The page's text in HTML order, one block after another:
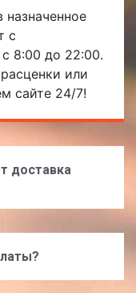
с
с 8:00 до 22:00.
или
сайте 24/7!
доставка